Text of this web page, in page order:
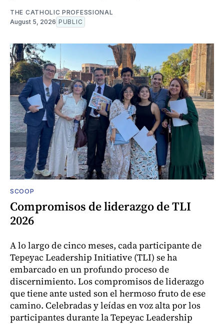
THE CATHOLIC PROFESSIONAL
August 5, 2026 PUBLIC
SCOOP
Compromisos de liderazgo de TLI
2026
A lo largo de cinco meses, cada participante de
Tepeyac Leadership Initiative (TLI) se ha
embarcado en un profundo proceso de
discernimiento. Los compromisos de liderazgo
que tiene ante usted son el hermoso fruto de ese
camino. Celebradas y leídas en voz alta por los
participantes durante la Tepeyac Leadership